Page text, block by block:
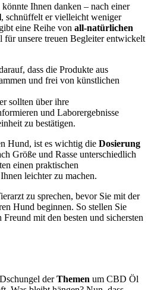
Ihnen danken – nach einer
, schnüffelt er vielleicht weniger
eine Reihe von all-natürlichen
für unsere treuen Begleiter entwickelt
dass die Produkte aus
und frei von künstlichen
sollten über ihre
und Laborergebnisse
zu bestätigen.
Hund, ist es wichtig die Dosierung
Größe und Rasse unterschiedlich
einen praktischen
leichter zu machen.
zu sprechen, bevor Sie mit der
Hund beginnen. So stellen Sie
mit den besten und sichersten
derThemen um CBD Öl